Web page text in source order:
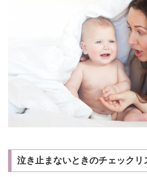
泣き止まないときのチェックリ